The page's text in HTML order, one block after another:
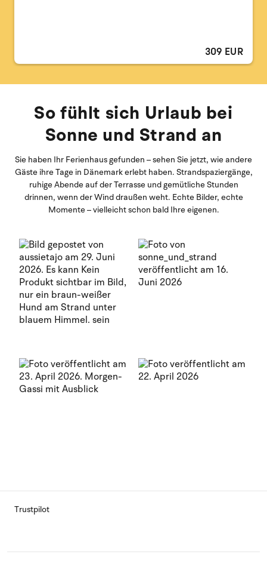
309 EUR
So fühlt sich Urlaub bei
Sonne und Strand an
Sie haben Ihr Ferienhaus gefunden – sehen Sie jetzt, wie andere
Gäste ihre Tage in Dänemark erlebt haben. Strandspaziergänge,
ruhige Abende auf der Terrasse und gemütliche Stunden
drinnen, wenn der Wind draußen weht. Echte Bilder, echte
Momente – vielleicht schon bald Ihre eigenen.
Trustpilot